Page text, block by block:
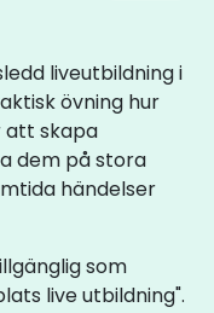
liveutbildning i
övning hur
att skapa
dem på stora
händelser
som
live utbildning".